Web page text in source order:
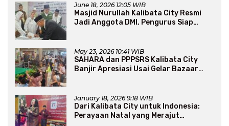
June 18, 2026 12:05 WIB
Masjid Nurullah Kalibata City Resmi
Jadi Anggota DMI, Pengurus Siap
May 23, 2026 10:41 WIB
SAHARA dan PPPSRS Kalibata City
Banjir Apresiasi Usai Gelar Bazaar
January 18, 2026 9:18 WIB
Dari Kalibata City untuk Indonesia:
Perayaan Natal yang Merajut